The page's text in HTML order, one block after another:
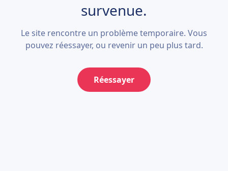
survenue.
Le site rencontre un problème temporaire. Vous
pouvez réessayer, ou revenir un peu plus tard.
Réessayer